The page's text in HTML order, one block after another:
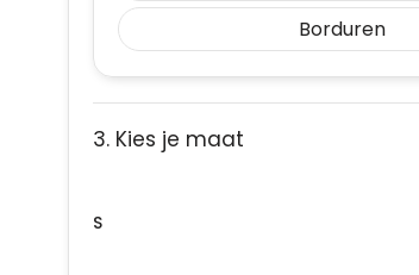
Borduren
3. Kies je maat
S